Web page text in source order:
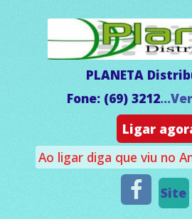
PLANETA
Fone: (69) 3212
Ligar
Ao ligar diga que viu no
Site